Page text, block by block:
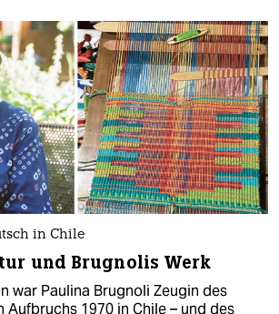
in Chile
und Brugnolis Werk
war Paulina Brugnoli Zeugin des
1970 in Chile – und des